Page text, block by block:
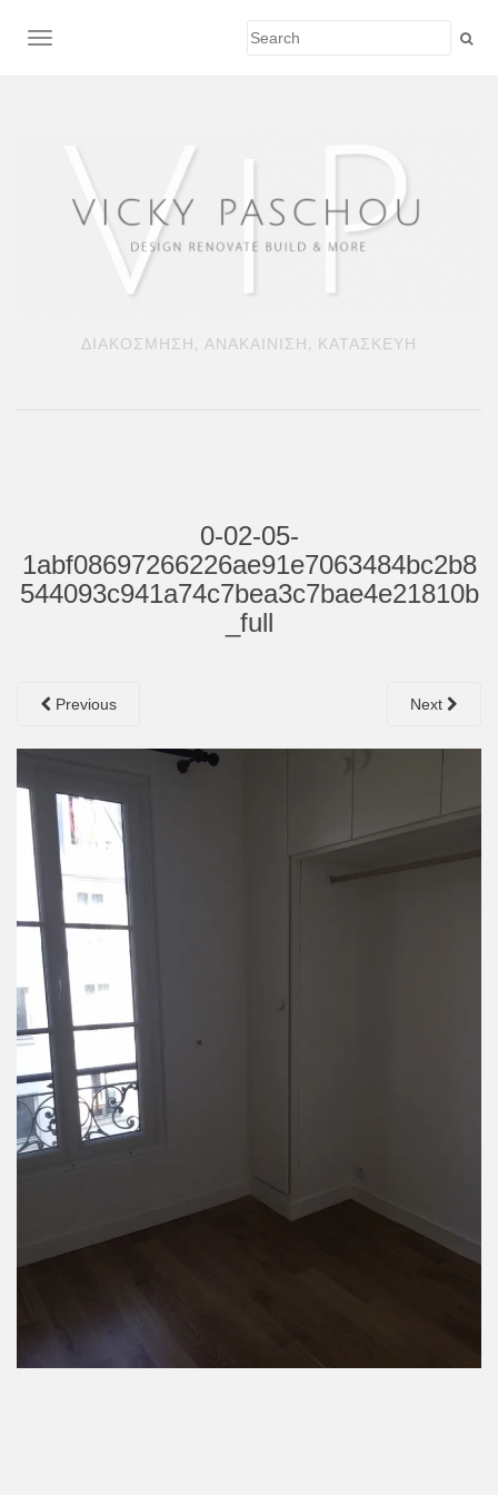
TOGGLE NAVIGATION
ΔΙΑΚΟΣΜΗΣΗ, ΑΝΑΚΑΙΝΙΣΗ, ΚΑΤΑΣΚΕΥΗ
0-02-05-
1abf08697266226ae91e7063484bc2b8
544093c941a74c7bea3c7bae4e21810b
_full
Previous Next